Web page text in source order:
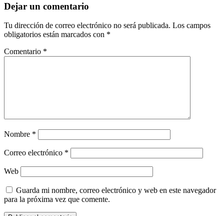
Dejar un comentario
Tu dirección de correo electrónico no será publicada. Los campos
obligatorios están marcados con *
Comentario *
Nombre *
Correo electrónico *
Web
Guarda mi nombre, correo electrónico y web en este navegador
para la próxima vez que comente.